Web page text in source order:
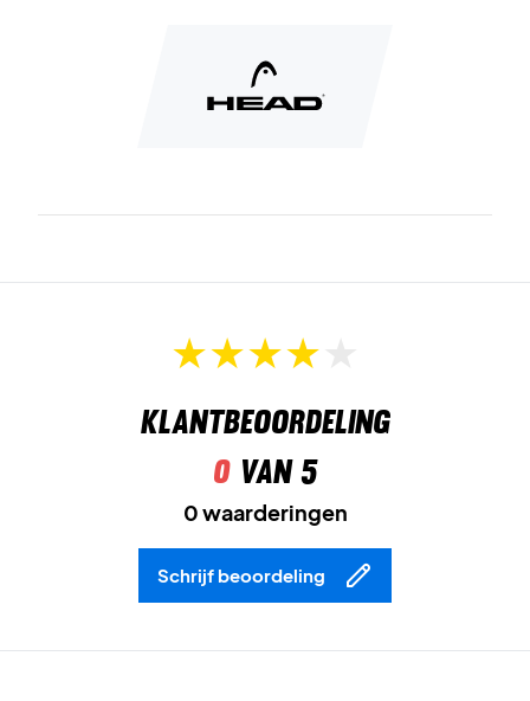
sokconstructie die elastisch is voor een goede pasvorm en
beste pasvorm op de hiel.
stabiliteit en de beste pasvorm.
Head Sprint Pro 3.5 Sanyo Black Teal - Koop vandaag!
geweldige eigenschappen en een uitstekend comfort.
Hoofd nr: 273602-075
Klantbeoordeling
0van 5
0 waarderingen
Schrijf beoordeling